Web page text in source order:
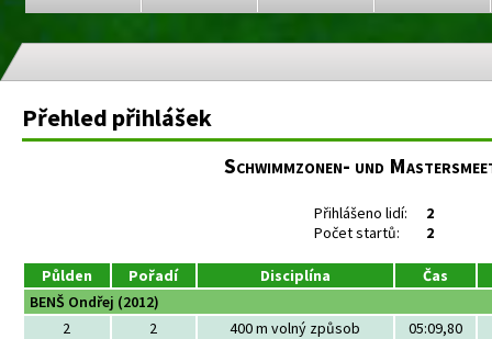
Přehled přihlášek
Schwimmzonen- und
Přihlášeno lidí:
2
Počet startů:
2
Půlden Pořadí Disciplína
Čas
BENŠ Ondřej (2012)
2
2 400 m volný způsob
05:09,80